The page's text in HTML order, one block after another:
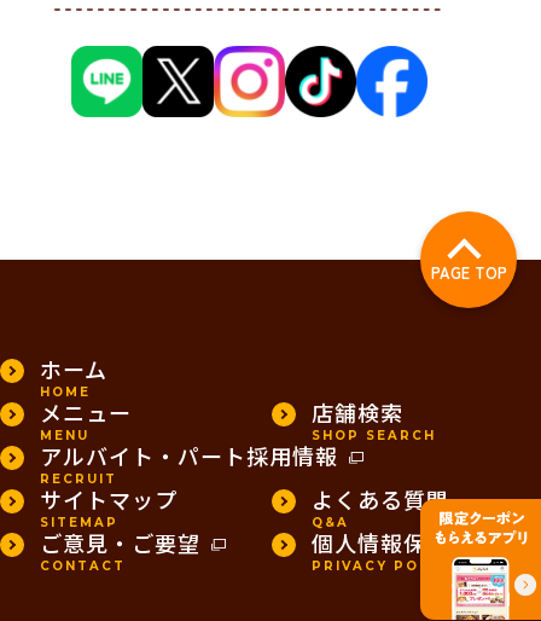
PAGE TOP
ホーム
HOME
メニュー
MENU
店舗検索
SHOP SEARCH
アルバイト・パート採用情報
RECRUIT
サイトマップ
SITEMAP
よくある質問
Q&A
ご意見・ご要望
CONTACT
個人情報保護方針
PRIVACY POLICY